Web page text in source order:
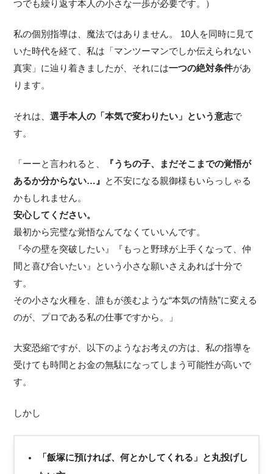
つでも繰り返す本人の小さな一歩が必要です。）
私の個別指導は、魔法ではありません。 10人を同時に見て
いた時代を経て、私は「マンツーマンでしか伝えられない
真実」に辿り着きましたが、それには一つの絶対条件があ
ります。
それは、選手本人の「本気で変わりたい」という意志で
す。
「ーーと言われると、
『うちの子、まだそこまでの覚悟が
あるか分からない…』
と不安になる親御様もいらっしゃる
かもしれません。
安心してください。
最初から完璧な覚悟なんてなくていいんです。
『今の壁を突破したい』『もっと野球が上手くなって、仲
間と喜び合いたい』という小さな願いさえあれば十分で
す。
その小さな火種を、誰もが羨むような“本気の情熱”に変える
のが、プロである私の仕事ですから。」
大変恐縮ですが、以下のようなお考えの方は、私の指導を
受けても時間とお金の無駄になってしまう可能性が高いで
す。
しかし
「飯塚に預ければ、何とかしてくれる」と丸投げし